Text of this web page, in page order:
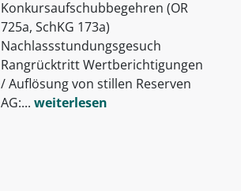
Konkursaufschubbegehren (OR
725a, SchKG 173a)
Nachlassstundungsgesuch
Rangrücktritt Wertberichtigungen
/ Auflösung von stillen Reserven
AG:... weiterlesen